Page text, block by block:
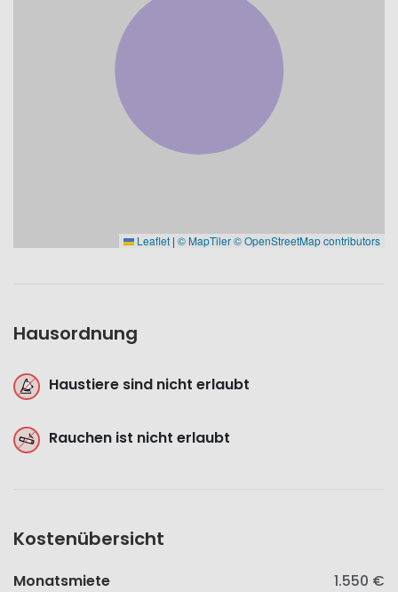
Leaflet | © MapTiler© OpenStreetMap contributors
Hausordnung
Haustiere sind nicht erlaubt
Rauchen ist nicht erlaubt
Kostenübersicht
Monatsmiete 1.550 €